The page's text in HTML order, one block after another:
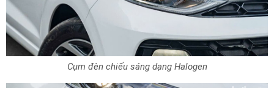
Cụm đèn chiếu sáng dạng Halogen